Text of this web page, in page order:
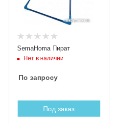
SemaHoma Пират
Нет в наличии
По запросу
Под заказ